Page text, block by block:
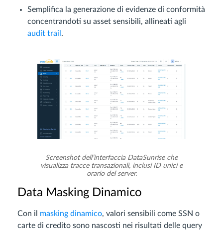
Semplifica la generazione di evidenze di conformità
concentrandoti su asset sensibili, allineati agli
audit trail.
Screenshot dell’interfaccia DataSunrise che
visualizza tracce transazionali, inclusi ID unici e
orario del server.
Data Masking Dinamico
Con il masking dinamico, valori sensibili come SSN o
carte di credito sono nascosti nei risultati delle query